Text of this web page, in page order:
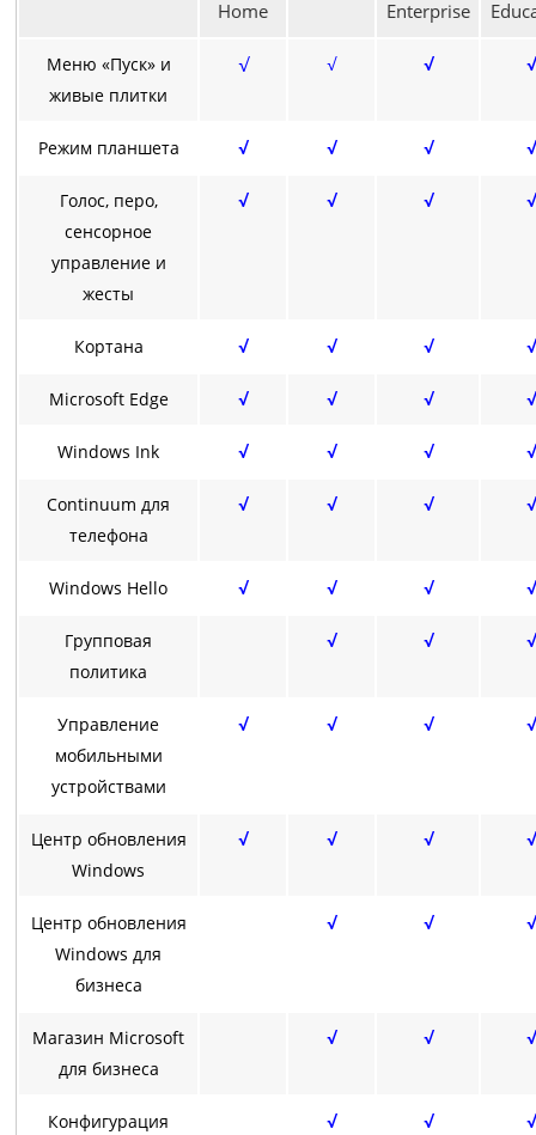
Home Enterprise
Меню «Пуск» и
живые плитки
√ √ √ √
Режим планшета √ √ √ √
Голос, перо,
сенсорное
управление и
жесты
√ √ √ √
Кортана √ √ √ √
Microsoft Edge √ √ √ √
Windows Ink √ √ √ √
Continuum для
телефона
√ √ √ √
Windows Hello √ √ √ √
Групповая
политика
√ √ √
Управление
мобильными
устройствами
√ √ √ √
Центр обновления
Windows
√ √ √ √
Центр обновления
Windows для
бизнеса
√ √ √
Магазин Microsoft
для бизнеса
√ √ √
Конфигурация
√ √ √